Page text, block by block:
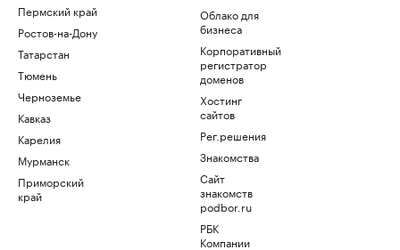
Пермский край
Ростов-на-Дону
Татарстан
Тюмень
Черноземье
Кавказ
Карелия
Мурманск
Приморский
край
Облако для
бизнеса
Корпоративный
регистратор
доменов
Хостинг
сайтов
Рег.решения
Знакомства
Сайт
знакомств
podbor.ru
РБК
Компании